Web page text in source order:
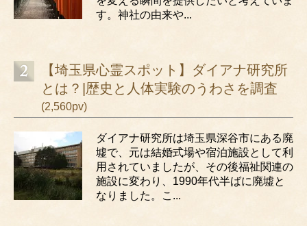
す。神社の由来や...
【埼玉県心霊スポット】ダイアナ研究所
とは？|歴史と人体実験のうわさを調査
(2,560pv)
ダイアナ研究所は埼玉県深谷市にある廃
墟で、元は結婚式場や宿泊施設として利
用されていましたが、その後福祉関連の
施設に変わり、1990年代半ばに廃墟と
なりました。こ...